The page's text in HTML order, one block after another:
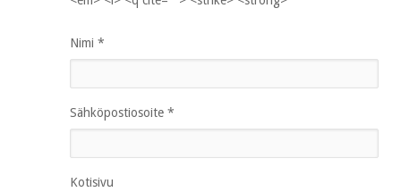
Nimi *
Sähköpostiosoite *
Kotisivu